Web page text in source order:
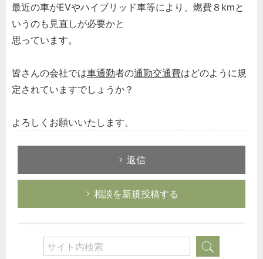
最近の車がEVやハイブリッド車等により、燃費８kmと
いうのも見直しが必要かと
思っています。
皆さんの会社では車通勤者の通勤交通費はどのように規
定されていますでしょうか？
よろしくお願いいたします。
返信
相談を新規投稿する